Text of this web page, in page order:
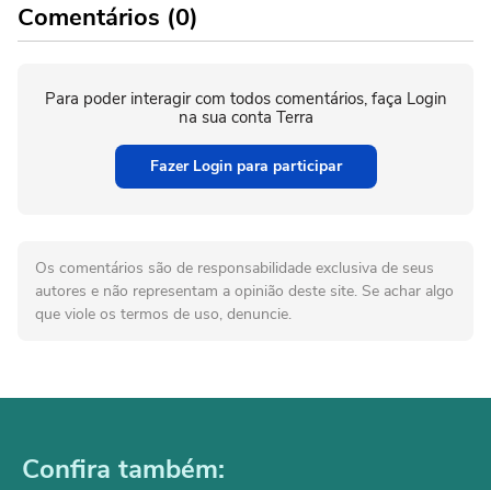
Comentários (0)
Para poder interagir com todos comentários, faça Login
na sua conta Terra
Fazer Login para participar
Os comentários são de responsabilidade exclusiva de seus
autores e não representam a opinião deste site. Se achar algo
que viole os termos de uso, denuncie.
Confira também: